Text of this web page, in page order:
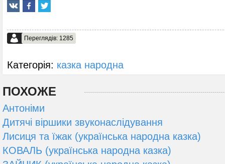
Переглядів: 1285
Категорія: казка народна
ПОХОЖЕ
Антоніми
Дитячі віршики звуконаслідування
Лисиця та їжак (українська народна казка)
КОВАЛЬ (українська народна казка)